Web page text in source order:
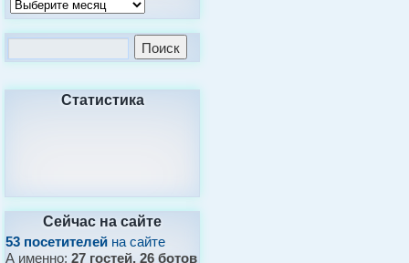
Статистика
Сейчас на сайте
53 посетителей на сайте
А именно:27 гостей, 26 ботов